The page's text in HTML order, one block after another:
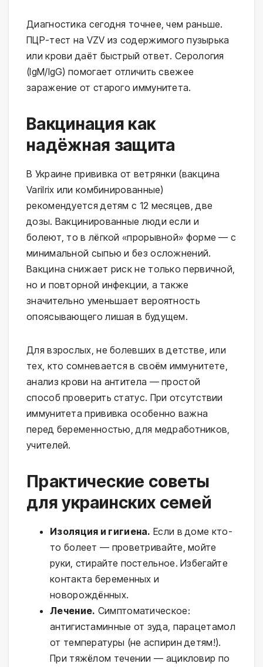
Диагностика сегодня точнее, чем раньше.
ПЦР-тест на VZV из содержимого пузырька
или крови даёт быстрый ответ. Серология
(IgM/IgG) помогает отличить свежее
заражение от старого иммунитета.
Вакцинация как
надёжная защита
В Украине прививка от ветрянки (вакцина
Varilrix или комбинированные)
рекомендуется детям с 12 месяцев, две
дозы. Вакцинированные люди если и
болеют, то в лёгкой «прорывной» форме — с
минимальной сыпью и без осложнений.
Вакцина снижает риск не только первичной,
но и повторной инфекции, а также
значительно уменьшает вероятность
опоясывающего лишая в будущем.
Для взрослых, не болевших в детстве, или
тех, кто сомневается в своём иммунитете,
анализ крови на антитела — простой
способ проверить статус. При отсутствии
иммунитета прививка особенно важна
перед беременностью, для медработников,
учителей.
Практические советы
для украинских семей
Изоляция и гигиена. Если в доме кто-
то болеет — проветривайте, мойте
руки, стирайте постельное. Избегайте
контакта беременных и
новорождённых.
Лечение. Симптоматическое:
антигистаминные от зуда, парацетамол
от температуры (не аспирин детям!).
При тяжёлом течении — ацикловир по